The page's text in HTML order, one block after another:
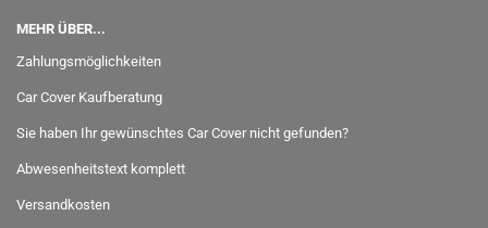
MEHR ÜBER...
Zahlungsmöglichkeiten
Car Cover Kaufberatung
Sie haben Ihr gewünschtes Car Cover nicht gefunden?
Abwesenheitstext komplett
Versandkosten